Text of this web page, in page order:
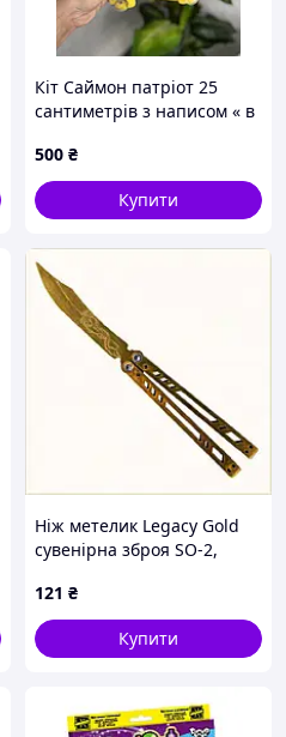
Кіт Саймон патріот 25
сантиметрів з написом « в
500 ₴
Купити
Ніж метелик Legacy Gold
сувенірна зброя SO-2,
121 ₴
Купити